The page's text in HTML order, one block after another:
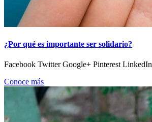
¿Por qué es importante ser solidario?
Facebook Twitter Google+ Pinterest LinkedIn
Conoce más